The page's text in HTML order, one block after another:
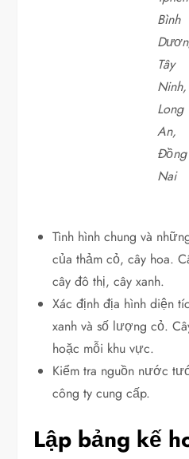
Bình
Tây
Ninh,
Long
An,
Đồng
Nai
Tình hình chung và
của thảm cỏ, cây hoa.
cây đô thị, cây xanh.
Xác định địa hình diện
xanh và số lượng cỏ.
hoặc mỗi khu vực.
Kiểm tra nguồn nước
công ty cung cấp.
Lập bảng kế